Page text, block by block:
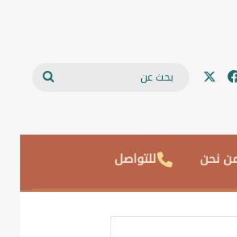
فيسبوك
نحن للتواصل